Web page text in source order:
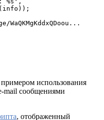
использования
mail сообщениями
, отображенный